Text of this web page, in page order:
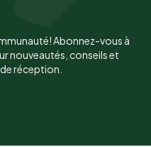
Abonnez-vous à
nouveautés, conseils et
réception.